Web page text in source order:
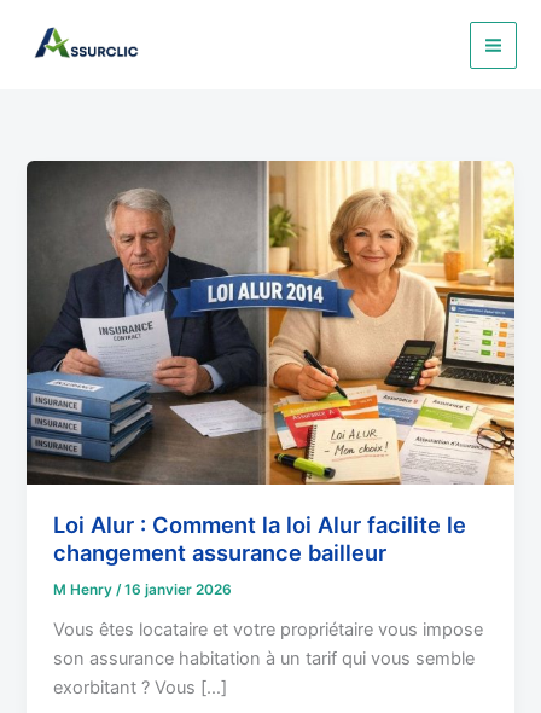
Loi Alur : Comment la loi Alur facilite le
changement assurance bailleur
M Henry/16 janvier 2026
Vous êtes locataire et votre propriétaire vous impose
son assurance habitation à un tarif qui vous semble
exorbitant ? Vous […]
Comment
la
loi
Alur
facilite
le
changement
assurance